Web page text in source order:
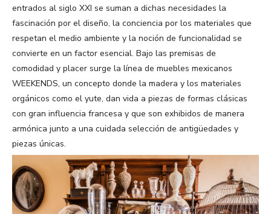
entrados al siglo XXI se suman a dichas necesidades la
fascinación por el diseño, la conciencia por los materiales que
respetan el medio ambiente y la noción de funcionalidad se
convierte en un factor esencial. Bajo las premisas de
comodidad y placer surge la línea de muebles mexicanos
WEEKENDS, un concepto donde la madera y los materiales
orgánicos como el yute, dan vida a piezas de formas clásicas
con gran influencia francesa y que son exhibidos de manera
armónica junto a una cuidada selección de antigüedades y
piezas únicas.